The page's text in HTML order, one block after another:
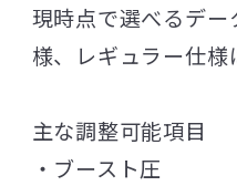
現時点で選べるデ
様、レギュラー仕様
主な調整可能項目
・ブースト圧